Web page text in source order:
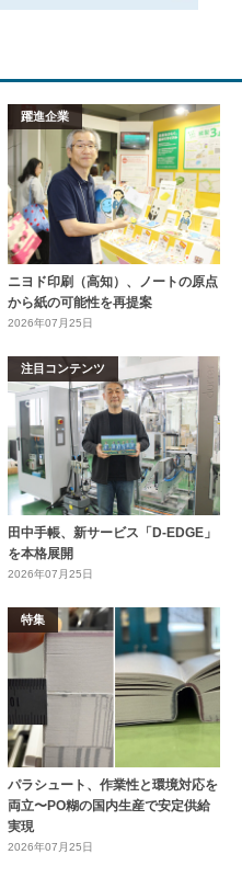
躍進企業
ニヨド印刷（高知）、ノートの原点
から紙の可能性を再提案
2026年07月25日
注目コンテンツ
田中手帳、新サービス「D-EDGE」
を本格展開
2026年07月25日
特集
パラシュート、作業性と環境対応を
両立〜PO糊の国内生産で安定供給
実現
2026年07月25日